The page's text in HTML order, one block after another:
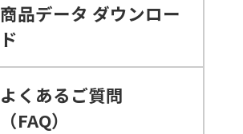
商品データ ダウンロー
ド
よくあるご質問
（FAQ）